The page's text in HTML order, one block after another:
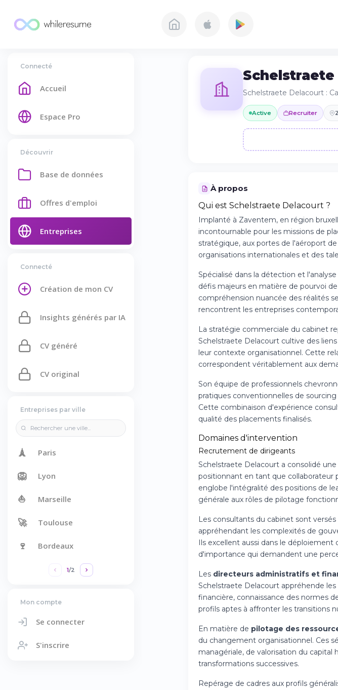
Connecté
Accueil
Espace Pro
Découvrir
Base de données
Offres d'emploi
Entreprises
Connecté
Création de mon CV
Insights générés par IA
CV généré
CV original
Entreprises par ville
🗼 Paris
🦁 Lyon
⛵ Marseille
🚀 Toulouse
🍷 Bordeaux
1/2
Mon compte
Se connecter
S'inscrire
Schelstraete Delacourt :
Active Recruiter
À propos
Qui est Schelstraete Delacourt ?
Implanté à Zaventem, en région
incontournable pour les missions de
stratégique, aux portes de l'aéroport
organisations internationales et des
Spécialisé dans la détection et
défis majeurs en matière de pourvoi
compréhension nuancée des réalités
rencontrent les entreprises
La stratégie commerciale du cabinet
Schelstraete Delacourt cultive des
leur contexte organisationnel. Cette
correspondent véritablement aux
Son équipe de professionnels
pratiques conventionnelles de
Cette combinaison d'expérience
qualité des placements finalisés.
Domaines d'intervention
Recrutement de dirigeants
Schelstraete Delacourt a consolidé
positionnant en tant que collaborateur
englobe l'intégralité des positions de
générale aux rôles de pilotage
Les consultants du cabinet sont
appréhendant les complexités de
Ils excellent aussi dans le déploiement
d'importance qui demandent une
Les directeurs administratifs et
Schelstraete Delacourt appréhende
financière, connaissance des normes
profils aptes à affronter les transitions
En matière de pilotage des
du changement organisationnel. Ces
managériale, de valorisation du
transformations successives.
Repérage de cadres aux profils